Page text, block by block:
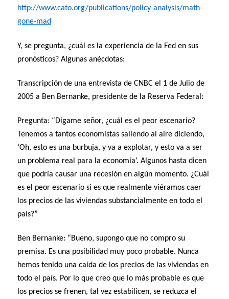
http://www.cato.org/publications/policy-analysis/math-
gone-mad
Y, se pregunta, ¿cuál es la experiencia de la Fed en sus
pronósticos? Algunas anécdotas:
Transcripción de una entrevista de CNBC el 1 de Julio de
2005 a Ben Bernanke, presidente de la Reserva Federal:
Pregunta: “Dígame señor, ¿cuál es el peor escenario?
Tenemos a tantos economistas saliendo al aire diciendo,
‘Oh, esto es una burbuja, y va a explotar, y esto va a ser
un problema real para la economía’. Algunos hasta dicen
que podría causar una recesión en algún momento. ¿Cuál
es el peor escenario si es que realmente viéramos caer
los precios de las viviendas substancialmente en todo el
país?”
Ben Bernanke: “Bueno, supongo que no compro su
premisa. Es una posibilidad muy poco probable. Nunca
hemos tenido una caída de los precios de las viviendas en
todo el país. Por lo que creo que lo más probable es que
los precios se frenen, tal vez estabilicen, se reduzca el